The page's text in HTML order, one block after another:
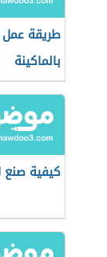
طريقة عمل
بالماكينة
كيفية صنع